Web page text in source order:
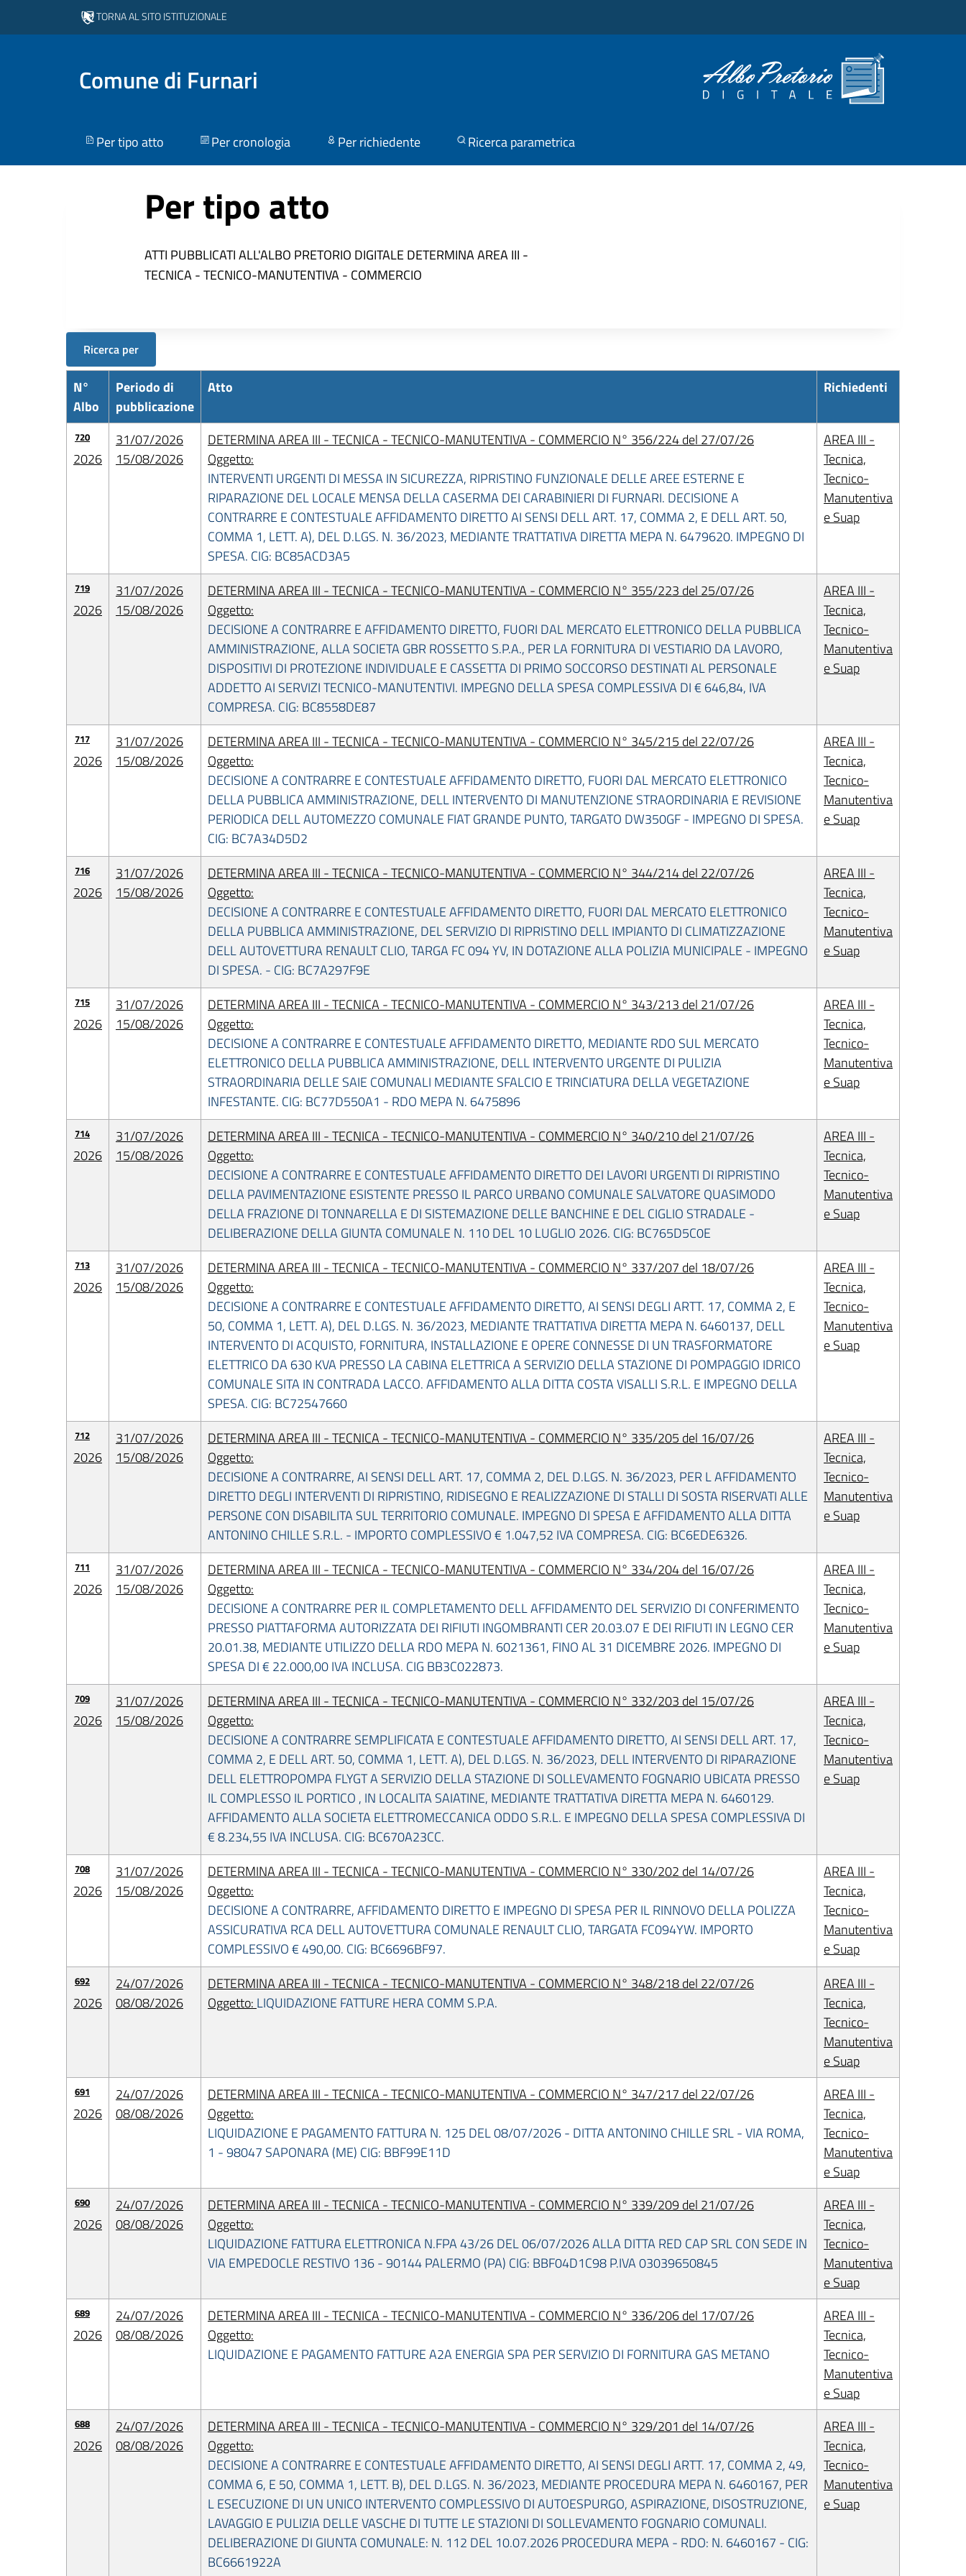
TORNA AL SITO ISTITUZIONALE
Comune di Furnari
Per tipo atto Per cronologia Per richiedente Ricerca parametrica
Per tipo atto
ATTI PUBBLICATI ALL'ALBO PRETORIO DIGITALEDETERMINA AREA III -
TECNICA - TECNICO-MANUTENTIVA - COMMERCIO
Ricerca per
N°
Albo
Periodo di
pubblicazione
Atto Richiedenti
720
2026
31/07/2026
15/08/2026
DETERMINA AREA III - TECNICA - TECNICO-MANUTENTIVA - COMMERCIO N° 356/224 del 27/07/26
Oggetto:
INTERVENTI URGENTI DI MESSA IN SICUREZZA, RIPRISTINO FUNZIONALE DELLE AREE ESTERNE E
RIPARAZIONE DEL LOCALE MENSA DELLA CASERMA DEI CARABINIERI DI FURNARI. DECISIONE A
CONTRARRE E CONTESTUALE AFFIDAMENTO DIRETTO AI SENSI DELL ART. 17, COMMA 2, E DELL ART. 50,
COMMA 1, LETT. A), DEL D.LGS. N. 36/2023, MEDIANTE TRATTATIVA DIRETTA MEPA N. 6479620. IMPEGNO DI
SPESA. CIG: BC85ACD3A5
AREA III -
Tecnica,
Tecnico-
Manutentiva
e Suap
719
2026
31/07/2026
15/08/2026
DETERMINA AREA III - TECNICA - TECNICO-MANUTENTIVA - COMMERCIO N° 355/223 del 25/07/26
Oggetto:
DECISIONE A CONTRARRE E AFFIDAMENTO DIRETTO, FUORI DAL MERCATO ELETTRONICO DELLA PUBBLICA
AMMINISTRAZIONE, ALLA SOCIETA GBR ROSSETTO S.P.A., PER LA FORNITURA DI VESTIARIO DA LAVORO,
DISPOSITIVI DI PROTEZIONE INDIVIDUALE E CASSETTA DI PRIMO SOCCORSO DESTINATI AL PERSONALE
ADDETTO AI SERVIZI TECNICO-MANUTENTIVI. IMPEGNO DELLA SPESA COMPLESSIVA DI € 646,84, IVA
COMPRESA. CIG: BC8558DE87
AREA III -
Tecnica,
Tecnico-
Manutentiva
e Suap
717
2026
31/07/2026
15/08/2026
DETERMINA AREA III - TECNICA - TECNICO-MANUTENTIVA - COMMERCIO N° 345/215 del 22/07/26
Oggetto:
DECISIONE A CONTRARRE E CONTESTUALE AFFIDAMENTO DIRETTO, FUORI DAL MERCATO ELETTRONICO
DELLA PUBBLICA AMMINISTRAZIONE, DELL INTERVENTO DI MANUTENZIONE STRAORDINARIA E REVISIONE
PERIODICA DELL AUTOMEZZO COMUNALE FIAT GRANDE PUNTO, TARGATO DW350GF - IMPEGNO DI SPESA.
CIG: BC7A34D5D2
AREA III -
Tecnica,
Tecnico-
Manutentiva
e Suap
716
2026
31/07/2026
15/08/2026
DETERMINA AREA III - TECNICA - TECNICO-MANUTENTIVA - COMMERCIO N° 344/214 del 22/07/26
Oggetto:
DECISIONE A CONTRARRE E CONTESTUALE AFFIDAMENTO DIRETTO, FUORI DAL MERCATO ELETTRONICO
DELLA PUBBLICA AMMINISTRAZIONE, DEL SERVIZIO DI RIPRISTINO DELL IMPIANTO DI CLIMATIZZAZIONE
DELL AUTOVETTURA RENAULT CLIO, TARGA FC 094 YV, IN DOTAZIONE ALLA POLIZIA MUNICIPALE - IMPEGNO
DI SPESA. - CIG: BC7A297F9E
AREA III -
Tecnica,
Tecnico-
Manutentiva
e Suap
715
2026
31/07/2026
15/08/2026
DETERMINA AREA III - TECNICA - TECNICO-MANUTENTIVA - COMMERCIO N° 343/213 del 21/07/26
Oggetto:
DECISIONE A CONTRARRE E CONTESTUALE AFFIDAMENTO DIRETTO, MEDIANTE RDO SUL MERCATO
ELETTRONICO DELLA PUBBLICA AMMINISTRAZIONE, DELL INTERVENTO URGENTE DI PULIZIA
STRAORDINARIA DELLE SAIE COMUNALI MEDIANTE SFALCIO E TRINCIATURA DELLA VEGETAZIONE
INFESTANTE. CIG: BC77D550A1 - RDO MEPA N. 6475896
AREA III -
Tecnica,
Tecnico-
Manutentiva
e Suap
714
2026
31/07/2026
15/08/2026
DETERMINA AREA III - TECNICA - TECNICO-MANUTENTIVA - COMMERCIO N° 340/210 del 21/07/26
Oggetto:
DECISIONE A CONTRARRE E CONTESTUALE AFFIDAMENTO DIRETTO DEI LAVORI URGENTI DI RIPRISTINO
DELLA PAVIMENTAZIONE ESISTENTE PRESSO IL PARCO URBANO COMUNALE SALVATORE QUASIMODO
DELLA FRAZIONE DI TONNARELLA E DI SISTEMAZIONE DELLE BANCHINE E DEL CIGLIO STRADALE -
DELIBERAZIONE DELLA GIUNTA COMUNALE N. 110 DEL 10 LUGLIO 2026. CIG: BC765D5C0E
AREA III -
Tecnica,
Tecnico-
Manutentiva
e Suap
713
2026
31/07/2026
15/08/2026
DETERMINA AREA III - TECNICA - TECNICO-MANUTENTIVA - COMMERCIO N° 337/207 del 18/07/26
Oggetto:
DECISIONE A CONTRARRE E CONTESTUALE AFFIDAMENTO DIRETTO, AI SENSI DEGLI ARTT. 17, COMMA 2, E
50, COMMA 1, LETT. A), DEL D.LGS. N. 36/2023, MEDIANTE TRATTATIVA DIRETTA MEPA N. 6460137, DELL
INTERVENTO DI ACQUISTO, FORNITURA, INSTALLAZIONE E OPERE CONNESSE DI UN TRASFORMATORE
ELETTRICO DA 630 KVA PRESSO LA CABINA ELETTRICA A SERVIZIO DELLA STAZIONE DI POMPAGGIO IDRICO
COMUNALE SITA IN CONTRADA LACCO. AFFIDAMENTO ALLA DITTA COSTA VISALLI S.R.L. E IMPEGNO DELLA
SPESA. CIG: BC72547660
AREA III -
Tecnica,
Tecnico-
Manutentiva
e Suap
712
2026
31/07/2026
15/08/2026
DETERMINA AREA III - TECNICA - TECNICO-MANUTENTIVA - COMMERCIO N° 335/205 del 16/07/26
Oggetto:
DECISIONE A CONTRARRE, AI SENSI DELL ART. 17, COMMA 2, DEL D.LGS. N. 36/2023, PER L AFFIDAMENTO
DIRETTO DEGLI INTERVENTI DI RIPRISTINO, RIDISEGNO E REALIZZAZIONE DI STALLI DI SOSTA RISERVATI ALLE
PERSONE CON DISABILITA SUL TERRITORIO COMUNALE. IMPEGNO DI SPESA E AFFIDAMENTO ALLA DITTA
ANTONINO CHILLE S.R.L. - IMPORTO COMPLESSIVO € 1.047,52 IVA COMPRESA. CIG: BC6EDE6326.
AREA III -
Tecnica,
Tecnico-
Manutentiva
e Suap
711
2026
31/07/2026
15/08/2026
DETERMINA AREA III - TECNICA - TECNICO-MANUTENTIVA - COMMERCIO N° 334/204 del 16/07/26
Oggetto:
DECISIONE A CONTRARRE PER IL COMPLETAMENTO DELL AFFIDAMENTO DEL SERVIZIO DI CONFERIMENTO
PRESSO PIATTAFORMA AUTORIZZATA DEI RIFIUTI INGOMBRANTI CER 20.03.07 E DEI RIFIUTI IN LEGNO CER
20.01.38, MEDIANTE UTILIZZO DELLA RDO MEPA N. 6021361, FINO AL 31 DICEMBRE 2026. IMPEGNO DI
SPESA DI € 22.000,00 IVA INCLUSA. CIG BB3C022873.
AREA III -
Tecnica,
Tecnico-
Manutentiva
e Suap
709
2026
31/07/2026
15/08/2026
DETERMINA AREA III - TECNICA - TECNICO-MANUTENTIVA - COMMERCIO N° 332/203 del 15/07/26
Oggetto:
DECISIONE A CONTRARRE SEMPLIFICATA E CONTESTUALE AFFIDAMENTO DIRETTO, AI SENSI DELL ART. 17,
COMMA 2, E DELL ART. 50, COMMA 1, LETT. A), DEL D.LGS. N. 36/2023, DELL INTERVENTO DI RIPARAZIONE
DELL ELETTROPOMPA FLYGT A SERVIZIO DELLA STAZIONE DI SOLLEVAMENTO FOGNARIO UBICATA PRESSO
IL COMPLESSO IL PORTICO , IN LOCALITA SAIATINE, MEDIANTE TRATTATIVA DIRETTA MEPA N. 6460129.
AFFIDAMENTO ALLA SOCIETA ELETTROMECCANICA ODDO S.R.L. E IMPEGNO DELLA SPESA COMPLESSIVA DI
€ 8.234,55 IVA INCLUSA. CIG: BC670A23CC.
AREA III -
Tecnica,
Tecnico-
Manutentiva
e Suap
708
2026
31/07/2026
15/08/2026
DETERMINA AREA III - TECNICA - TECNICO-MANUTENTIVA - COMMERCIO N° 330/202 del 14/07/26
Oggetto:
DECISIONE A CONTRARRE, AFFIDAMENTO DIRETTO E IMPEGNO DI SPESA PER IL RINNOVO DELLA POLIZZA
ASSICURATIVA RCA DELL AUTOVETTURA COMUNALE RENAULT CLIO, TARGATA FC094YW. IMPORTO
COMPLESSIVO € 490,00. CIG: BC6696BF97.
AREA III -
Tecnica,
Tecnico-
Manutentiva
e Suap
692
2026
24/07/2026
08/08/2026
DETERMINA AREA III - TECNICA - TECNICO-MANUTENTIVA - COMMERCIO N° 348/218 del 22/07/26
Oggetto: LIQUIDAZIONE FATTURE HERA COMM S.P.A.
AREA III -
Tecnica,
Tecnico-
Manutentiva
e Suap
691
2026
24/07/2026
08/08/2026
DETERMINA AREA III - TECNICA - TECNICO-MANUTENTIVA - COMMERCIO N° 347/217 del 22/07/26
Oggetto:
LIQUIDAZIONE E PAGAMENTO FATTURA N. 125 DEL 08/07/2026 - DITTA ANTONINO CHILLE SRL - VIA ROMA,
1 - 98047 SAPONARA (ME) CIG: BBF99E11D
AREA III -
Tecnica,
Tecnico-
Manutentiva
e Suap
690
2026
24/07/2026
08/08/2026
DETERMINA AREA III - TECNICA - TECNICO-MANUTENTIVA - COMMERCIO N° 339/209 del 21/07/26
Oggetto:
LIQUIDAZIONE FATTURA ELETTRONICA N.FPA 43/26 DEL 06/07/2026 ALLA DITTA RED CAP SRL CON SEDE IN
VIA EMPEDOCLE RESTIVO 136 - 90144 PALERMO (PA) CIG: BBF04D1C98 P.IVA 03039650845
AREA III -
Tecnica,
Tecnico-
Manutentiva
e Suap
689
2026
24/07/2026
08/08/2026
DETERMINA AREA III - TECNICA - TECNICO-MANUTENTIVA - COMMERCIO N° 336/206 del 17/07/26
Oggetto:
LIQUIDAZIONE E PAGAMENTO FATTURE A2A ENERGIA SPA PER SERVIZIO DI FORNITURA GAS METANO
AREA III -
Tecnica,
Tecnico-
Manutentiva
e Suap
688
2026
24/07/2026
08/08/2026
DETERMINA AREA III - TECNICA - TECNICO-MANUTENTIVA - COMMERCIO N° 329/201 del 14/07/26
Oggetto:
DECISIONE A CONTRARRE E CONTESTUALE AFFIDAMENTO DIRETTO, AI SENSI DEGLI ARTT. 17, COMMA 2, 49,
COMMA 6, E 50, COMMA 1, LETT. B), DEL D.LGS. N. 36/2023, MEDIANTE PROCEDURA MEPA N. 6460167, PER
L ESECUZIONE DI UN UNICO INTERVENTO COMPLESSIVO DI AUTOESPURGO, ASPIRAZIONE, DISOSTRUZIONE,
LAVAGGIO E PULIZIA DELLE VASCHE DI TUTTE LE STAZIONI DI SOLLEVAMENTO FOGNARIO COMUNALI.
DELIBERAZIONE DI GIUNTA COMUNALE: N. 112 DEL 10.07.2026 PROCEDURA MEPA - RDO: N. 6460167 - CIG:
BC6661922A
AREA III -
Tecnica,
Tecnico-
Manutentiva
e Suap